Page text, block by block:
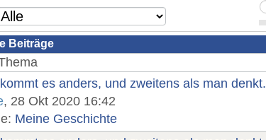
Beiträge
es anders, und zweitens als man denkt.
, 28 Okt 2020 16:42
Meine Geschichte